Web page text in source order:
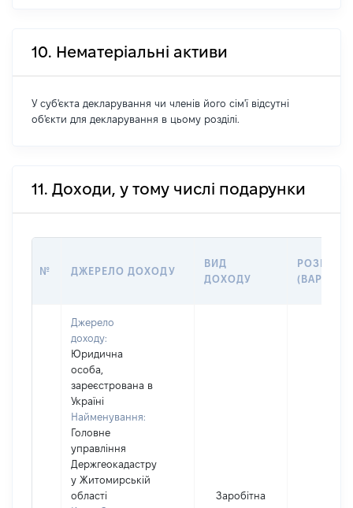
10. Нематеріальні активи
У суб'єкта декларування чи членів його сім'ї відсутні
об'єкти для декларування в цьому розділі.
11. Доходи, у тому числі подарунки
№ ДЖЕРЕЛО ДОХОДУ
ВИД
ДОХОДУ
РОЗМІР
Джерело
доходу:
Юридична
особа,
зареєстрована в
Україні
Найменування:
Головне
управління
Держгеокадастру
у Житомирській
області
Заробітна